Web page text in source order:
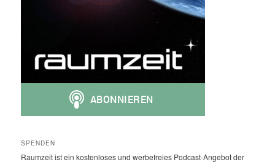
SPENDEN
Raumzeit ist ein kostenloses und werbefreies Podcast-Angebot der